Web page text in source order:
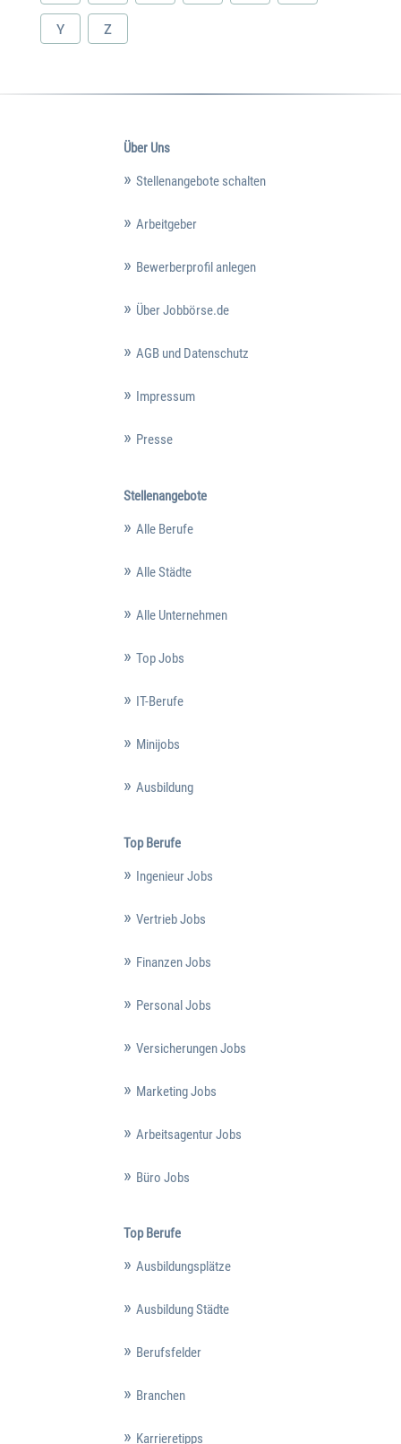
Y Z
Über Uns
Stellenangebote schalten
Arbeitgeber
Bewerberprofil anlegen
Über Jobbörse.de
AGB und Datenschutz
Impressum
Presse
Stellenangebote
Alle Berufe
Alle Städte
Alle Unternehmen
Top Jobs
IT-Berufe
Minijobs
Ausbildung
Top Berufe
Ingenieur Jobs
Vertrieb Jobs
Finanzen Jobs
Personal Jobs
Versicherungen Jobs
Marketing Jobs
Arbeitsagentur Jobs
Büro Jobs
Top Berufe
Ausbildungsplätze
Ausbildung Städte
Berufsfelder
Branchen
Karrieretipps